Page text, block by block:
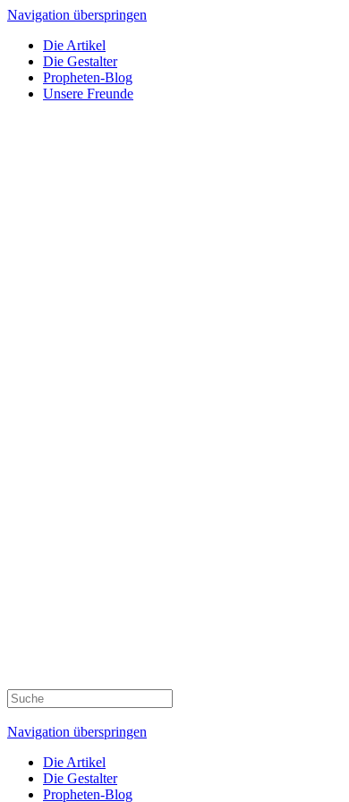
Navigation überspringen
Die Artikel
Die Gestalter
Propheten-Blog
Unsere Freunde
Navigation überspringen
Die Artikel
Die Gestalter
Propheten-Blog